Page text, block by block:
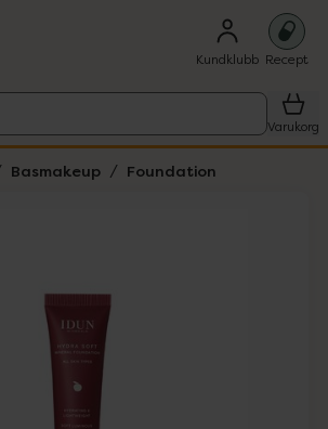
Kundklubb Recept
Varukorg
Basmakeup Foundation